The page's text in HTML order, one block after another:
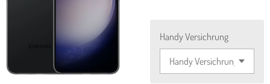
Handy Versichrung